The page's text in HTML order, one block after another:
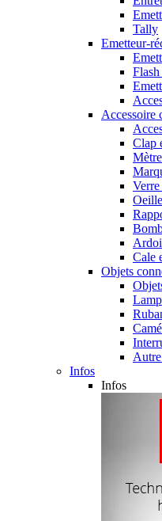
Tally
Emetteur-
Flash
Accessoire
Clap
Verre
Cale
Objets
Infos
Infos